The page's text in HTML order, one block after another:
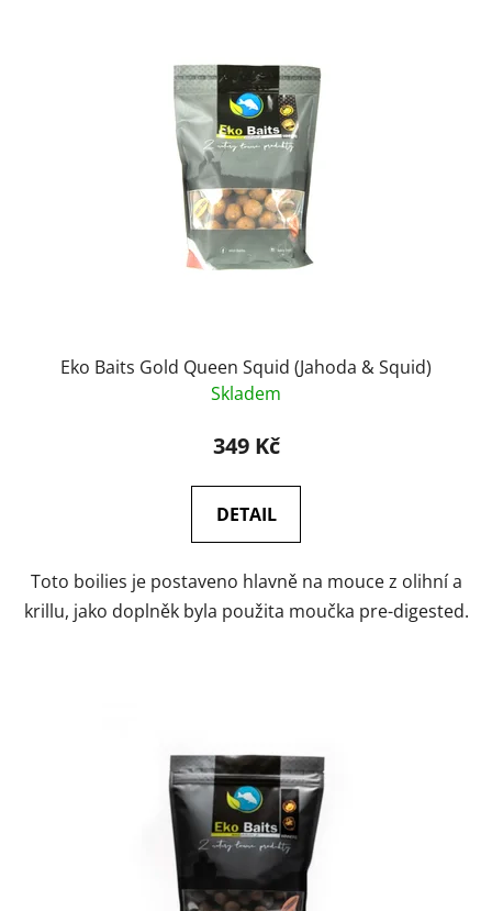
Eko Baits Gold Queen Squid (Jahoda & Squid)
Skladem
349 Kč
DETAIL
Toto boilies je postaveno hlavně na mouce z olihní a
krillu, jako doplněk byla použita moučka pre-digested.